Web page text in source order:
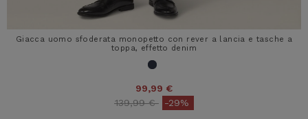
Giacca uomo sfoderata monopetto con rever a lancia e tasche a
toppa, effetto denim
99,99 €
Price reduced from
139,99 €to-29%